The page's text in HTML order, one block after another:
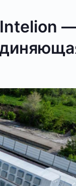
Intelion